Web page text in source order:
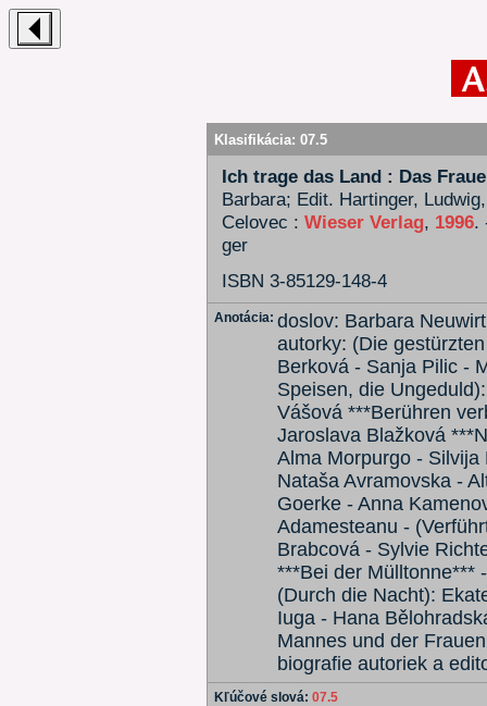
Klasifikácia: 07.5
Ich trage das Land : Das
Barbara; Edit. Hartinger,
Celovec : Wieser Verlag, 1996.
ger
ISBN 3-85129-148-4
Anotácia: doslov: Barbara
autorky: (Die
Berková - Sanja Pilic -
Speisen, die
Vášová ***Berühren
Jaroslava Blažková
Alma Morpurgo -
Nataša Avramovska -
Goerke - Anna
Adamesteanu -
Brabcová - Sylvie
***Bei der Mülltonne***
(Durch die Nacht):
Iuga - Hana
Mannes und der Frauen
biografie autoriek a
Kľúčové slová: 07.5